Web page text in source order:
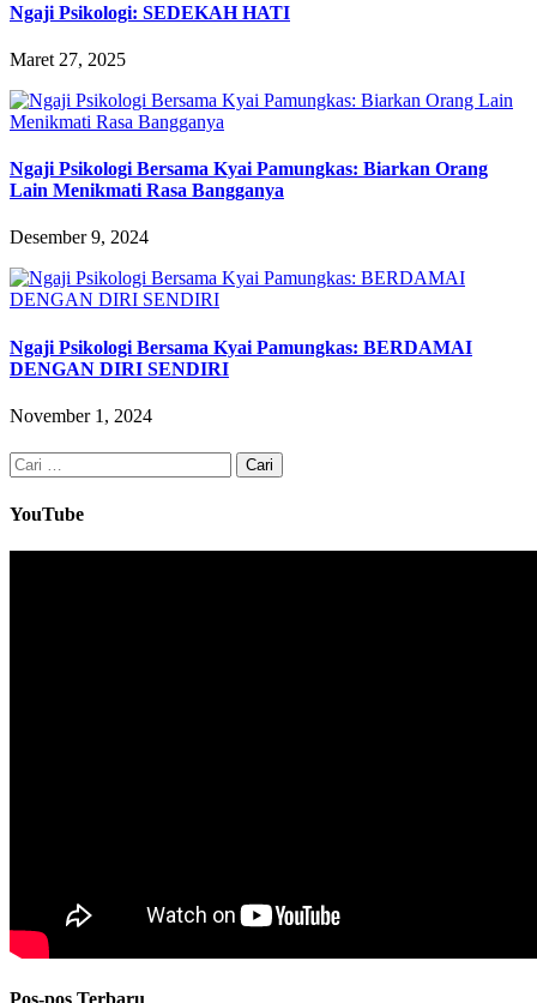
Ngaji Psikologi: SEDEKAH HATI
Maret 27, 2025
Ngaji Psikologi Bersama Kyai Pamungkas: Biarkan Orang
Lain Menikmati Rasa Bangganya
Desember 9, 2024
Ngaji Psikologi Bersama Kyai Pamungkas: BERDAMAI
DENGAN DIRI SENDIRI
November 1, 2024
Cari
untuk:
YouTube
Pos-pos Terbaru